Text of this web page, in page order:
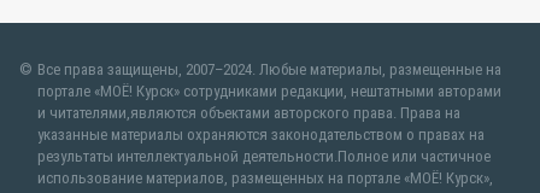
Все права защищены, 2007–2024. Любые материалы, размещенные на
портале «МОЁ! Курск» сотрудниками редакции, нештатными авторами
и читателями,являются объектами авторского права. Права на
указанные материалы охраняются законодательством о правах на
результаты интеллектуальной деятельности.Полное или частичное
использование материалов, размещенных на портале «МОЁ! Курск»,